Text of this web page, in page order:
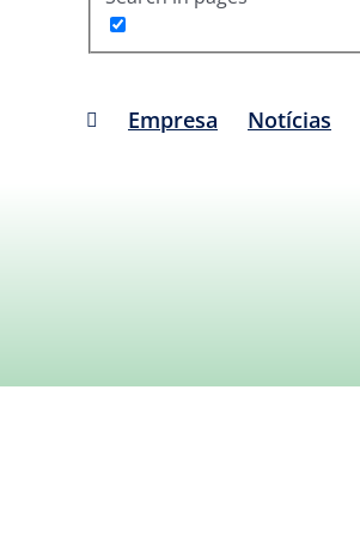
Empresa Notícias